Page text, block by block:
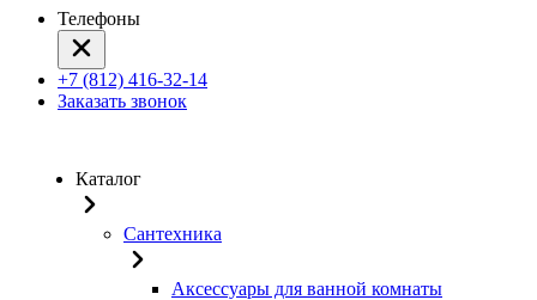
Телефоны
+7 (812) 416-32-14
Заказать звонок
Каталог
Сантехника
Аксессуары для ванной комнаты